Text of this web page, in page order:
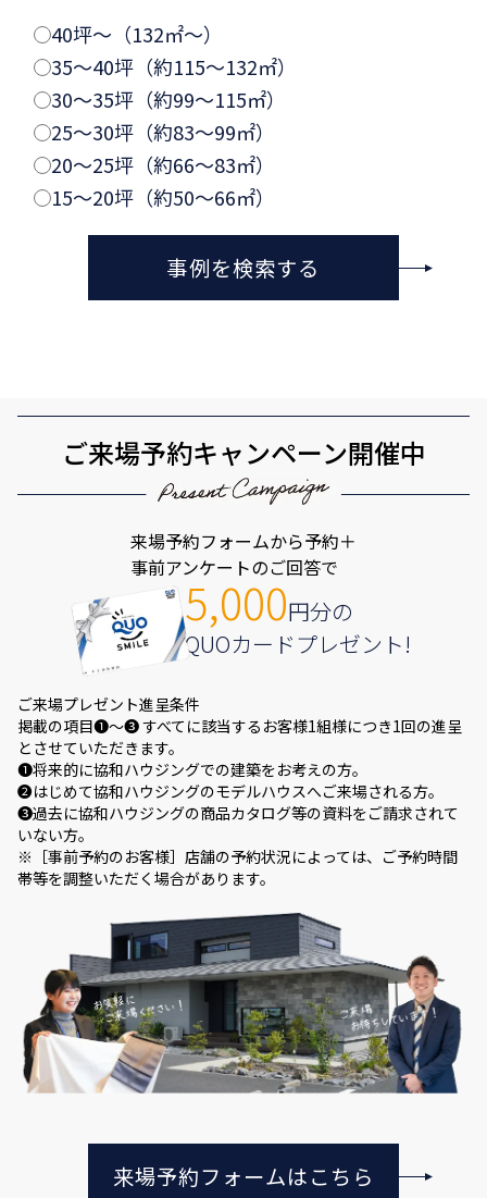
40坪〜（132㎡〜）
35〜40坪（約115〜132㎡）
30〜35坪（約99〜115㎡）
25〜30坪（約83〜99㎡）
20〜25坪（約66〜83㎡）
15〜20坪（約50〜66㎡）
事例を検索する
ご来場予約キャンペーン開催中
5,000円分の
QUOカードプレゼント!
来場予約フォームから予約＋
事前アンケートのご回答で
ご来場プレゼント進呈条件
掲載の項目❶～❸ すべてに該当するお客様1組様につき1回の進呈
とさせていただきます。
❶将来的に協和ハウジングでの建築をお考えの方。
❷はじめて協和ハウジングのモデルハウスへご来場される方。
❸過去に協和ハウジングの商品カタログ等の資料をご請求されて
いない方。
※［事前予約のお客様］店舗の予約状況によっては、ご予約時間
帯等を調整いただく場合があります。
来場予約フォームはこちら